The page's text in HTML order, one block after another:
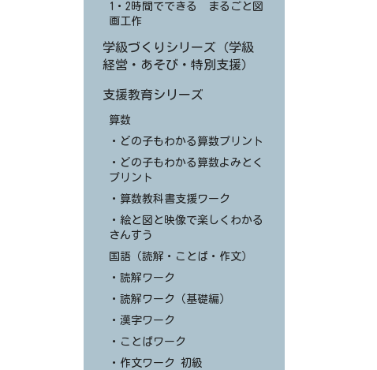
1・2時間でできる まるごと図
画工作
学級づくりシリーズ（学級
経営・あそび・特別支援）
支援教育シリーズ
算数
・どの子もわかる算数プリント
・どの子もわかる算数よみとく
プリント
・算数教科書支援ワーク
・絵と図と映像で楽しくわかる
さんすう
国語（読解・ことば・作文）
・読解ワーク
・読解ワーク（基礎編）
・漢字ワーク
・ことばワーク
・作文ワーク 初級